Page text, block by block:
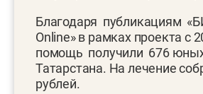
Благодаря публикациям
Online» в рамках проекта с
помощь получили 676
Татарстана. На лечение
рублей.